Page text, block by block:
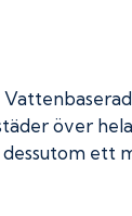
över
dessutom